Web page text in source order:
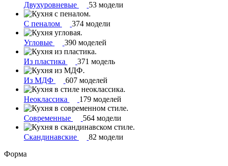
Двухуровневые 53 модели
С пеналом 374 модели
Угловые 390 моделей
Из пластика 371 модель
Из МДФ 607 моделей
Неоклассика 179 моделей
Современные 564 модели
Скандинавские
82 модели
Форма